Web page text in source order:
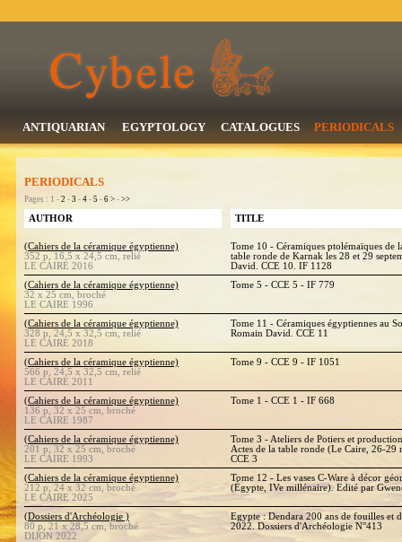
ANTIQUARIAN EGYPTOLOGY CATALOGUES PERIODICALS
PERIODICALS
Pages : 1 - 2 - 3 - 4 - 5 - 6 > - >>
AUTHOR TITLE
(Cahiers de la céramique égyptienne)
352 p, 16,5 x 24,5 cm, relié
LE CAIRE 2016
Tome 10 - Céramiques ptolémaïques de
table ronde de Karnak les 28 et 29
David. CCE 10. IF 1128
(Cahiers de la céramique égyptienne)
32 x 25 cm, broché
LE CAIRE 1996
Tome 5 - CCE 5 - IF 779
(Cahiers de la céramique égyptienne)
328 p, 24,5 x 32,5 cm, relié
LE CAIRE 2018
Tome 11 - Céramiques égyptiennes au
Romain David. CCE 11
(Cahiers de la céramique égyptienne)
566 p, 24,5 x 32,5 cm, relié
LE CAIRE 2011
Tome 9 - CCE 9 - IF 1051
(Cahiers de la céramique égyptienne)
136 p, 32 x 25 cm, broché
LE CAIRE 1987
Tome 1 - CCE 1 - IF 668
(Cahiers de la céramique égyptienne)
201 p, 32 x 25 cm, broché
LE CAIRE 1993
Tome 3 - Ateliers de Potiers et
Actes de la table ronde (Le Caire, 26-
CCE 3
(Cahiers de la céramique égyptienne)
212 p, 24 x 32 cm, broché
LE CAIRE 2025
Tome 12 - Les vases C-Ware à décor
(Égypte, IVe millénaire). Edité par
(Dossiers d'Archéologie )
80 p, 21 x 28,5 cm, broché
DIJON 2022
Egypte : Dendara 200 ans de fouilles et
2022. Dossiers d'Archéologie N°413